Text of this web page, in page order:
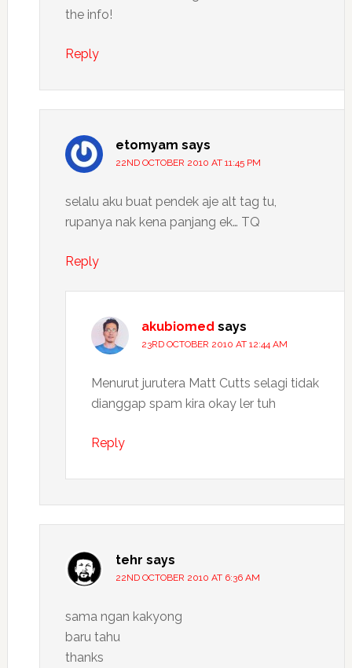
the info!
Reply
etomyam says
22ND OCTOBER 2010 AT 11:45 PM
selalu aku buat pendek aje alt tag tu,
rupanya nak kena panjang ek… TQ
Reply
akubiomed says
23RD OCTOBER 2010 AT 12:44 AM
Menurut jurutera Matt Cutts selagi tidak
dianggap spam kira okay ler tuh
Reply
tehr says
22ND OCTOBER 2010 AT 6:36 AM
sama ngan kakyong
baru tahu
thanks